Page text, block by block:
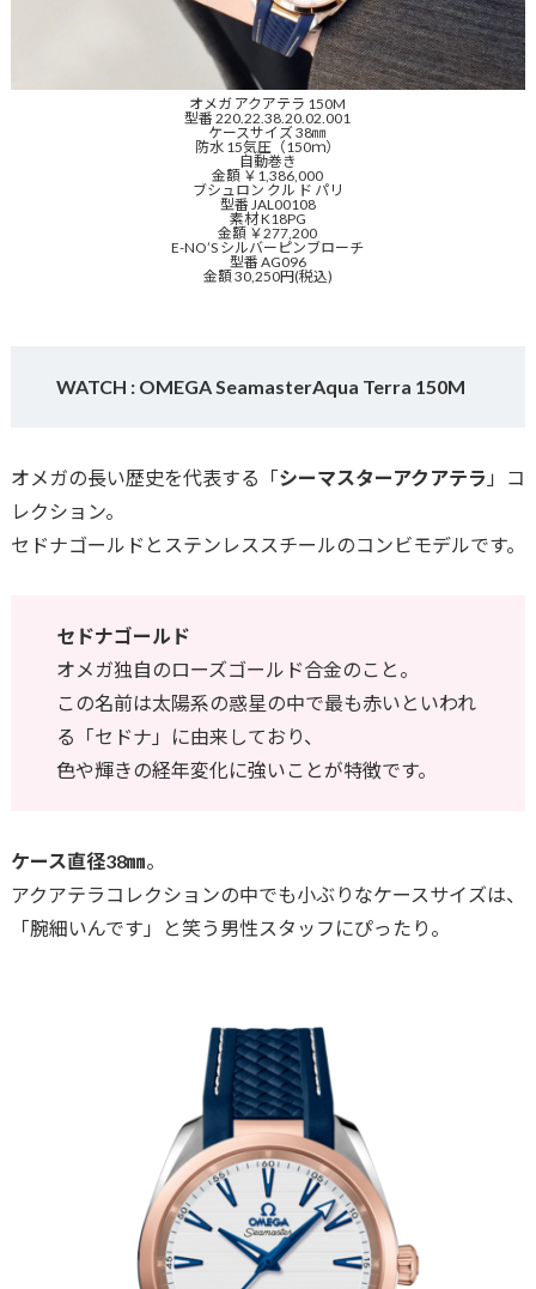
オメガ アクアテラ 150M
型番 220.22.38.20.02.001
ケースサイズ 38㎜
防水 15気圧（150ｍ）
自動巻き
金額 ￥1,386,000
ブシュロン クル ド パリ
型番 JAL00108
素材 K18PG
金額 ￥277,200
E-NO’S シルバーピンブローチ
型番 AG096
金額 30,250円(税込)
WATCH : OMEGA SeamasterAqua Terra 150M
オメガの長い歴史を代表する「シーマスターアクアテラ 」コ
レクション。
セドナゴールドとステンレススチールのコンビモデルです。
セドナゴールド
オメガ独自のローズゴールド合金のこと。
この名前は太陽系の惑星の中で最も赤いといわれ
る「セドナ」に由来しており、
色や輝きの経年変化に強いことが特徴です。
ケース直径38㎜。
アクアテラコレクションの中でも小ぶりなケースサイズは、
「腕細いんです」と笑う男性スタッフにぴったり。